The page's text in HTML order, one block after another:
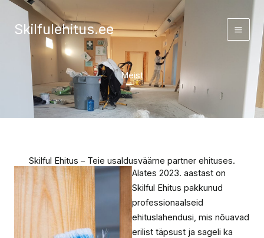
Skip
contentSkilfulehitus.ee
Meist
Skilful Ehitus – Teie usaldusväärne partner ehituses.
Alates 2023. aastast on
Skilful Ehitus pakkunud
professionaalseid
ehituslahendusi, mis nõuavad
erilist täpsust ja sageli ka